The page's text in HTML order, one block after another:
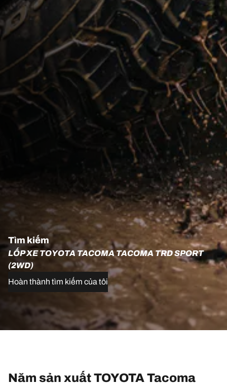
Tìm kiếm
LỐP XE TOYOTA TACOMA TACOMA TRD SPORT
(2WD)
Hoàn thành tìm kiếm của tôi
Năm sản xuất TOYOTA Tacoma